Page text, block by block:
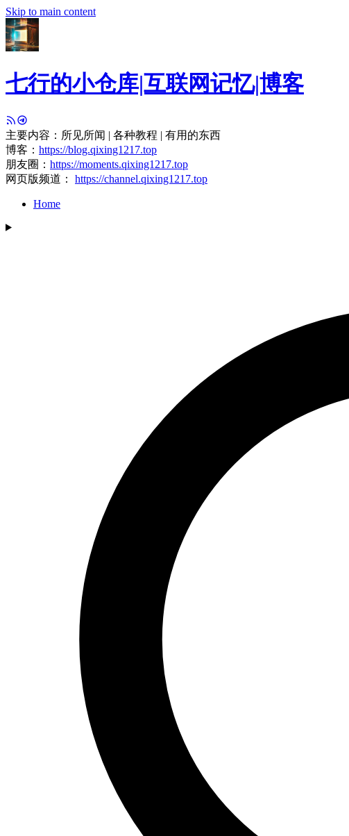
Skip to main content
七行的小仓库|互联网记忆|博客
主要内容：所见所闻 | 各种教程 | 有用的东西
博客： https://blog.qixing1217.top
朋友圈： https://moments.qixing1217.top
网页版频道： https://channel.qixing1217.top
Home